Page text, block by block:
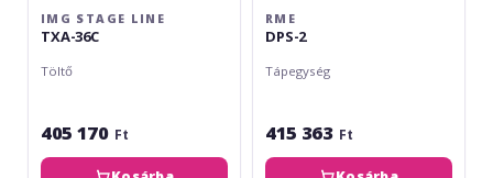
IMG STAGE LINE
TXA-36C
Töltő
405 170 Ft
RME
DPS-2
Tápegység
415 363 Ft